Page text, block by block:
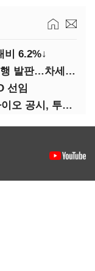
6.2%↓
SK바이오팜, 뇌전증 신약 해외 흥행 발판…차세대 신약 개발 속도
선임
중단된 신약까지 한눈에…제약·바이오 공시, 투명해진다